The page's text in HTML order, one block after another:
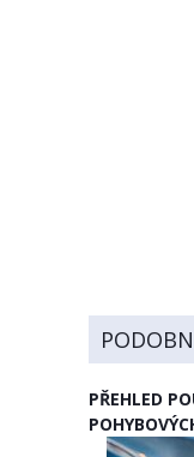
PŘEHLED